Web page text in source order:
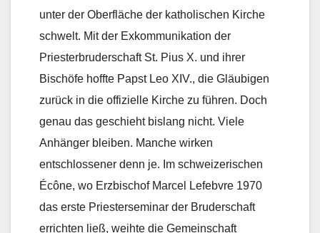
unter der Oberfläche der katholischen Kirche
schwelt. Mit der Exkommunikation der
Priesterbruderschaft St. Pius X. und ihrer
Bischöfe hoffte Papst Leo XIV., die Gläubigen
zurück in die offizielle Kirche zu führen. Doch
genau das geschieht bislang nicht. Viele
Anhänger bleiben. Manche wirken
entschlossener denn je. Im schweizerischen
Écône, wo Erzbischof Marcel Lefebvre 1970
das erste Priesterseminar der Bruderschaft
errichten ließ, weihte die Gemeinschaft